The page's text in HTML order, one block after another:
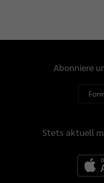
Abonniere
Stets aktuell